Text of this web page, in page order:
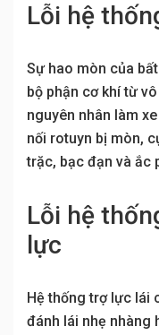
Lỗi hệ
Sự hao mòn của
bộ phận cơ khí từ
nguyên nhân làm
nối rotuyn bị mòn,
trặc, bạc đạn và ắc
Lỗi hệ
lực
Hệ thống trợ lực lái
đánh lái nhẹ nhàng